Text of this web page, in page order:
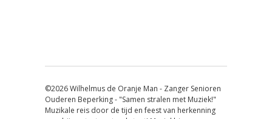
©2026 Wilhelmus de Oranje Man - Zanger Senioren
Ouderen Beperking - "Samen stralen met Muziek!"
Muzikale reis door de tijd en feest van herkenning